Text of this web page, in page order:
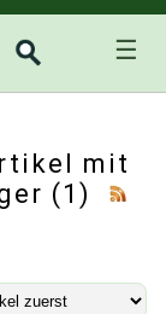
☰
mit
(1)